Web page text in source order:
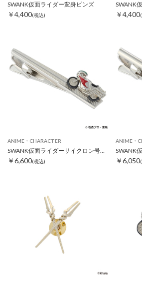
SWANK仮面ライダー変身ピンズ
￥4,400(税込)
SWANK
￥4,400
ANIME・CHARACTER
￥6,600(税込)
ANIME・
SWANK
￥6,050